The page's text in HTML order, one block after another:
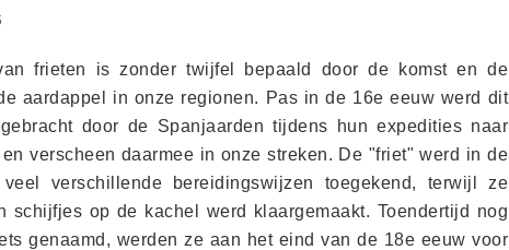
frieten is zonder twijfel bepaald door de komst en de
aardappel in onze regionen. Pas in de 16e eeuw werd dit
door de Spanjaarden tijdens hun expedities naar
verscheen daarmee in onze streken. De "friet" werd in de
verschillende bereidingswijzen toegekend, terwijl ze
schijfjes op de kachel werd klaargemaakt. Toendertijd nog
genaamd, werden ze aan het eind van de 18e eeuw voor